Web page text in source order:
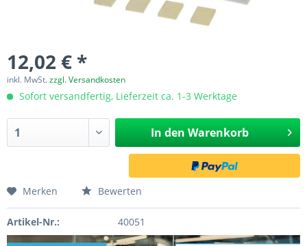
12,02 € *
inkl. MwSt.zzgl. Versandkosten
Sofort versandfertig, Lieferzeit ca. 1-3 Werktage
In den Warenkorb
Merken Bewerten
Artikel-Nr.: 40051